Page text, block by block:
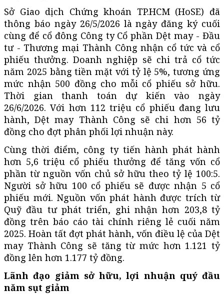
Sở Giao dịch Chứng khoán TP.HCM (HoSE) đã
thông báo ngày 26/5/2026 là ngày đăng ký cuối
cùng để cổ đông Công ty Cổ phần Dệt may - Đầu
tư - Thương mại Thành Công nhận cổ tức và cổ
phiếu thưởng. Doanh nghiệp sẽ chi trả cổ tức
năm 2025 bằng tiền mặt với tỷ lệ 5%, tương ứng
mức nhận 500 đồng cho mỗi cổ phiếu sở hữu.
Thời gian thanh toán dự kiến vào ngày
26/6/2026. Với hơn 112 triệu cổ phiếu đang lưu
hành, Dệt may Thành Công sẽ chi hơn 56 tỷ
đồng cho đợt phân phối lợi nhuận này.
Cùng thời điểm, công ty tiến hành phát hành
hơn 5,6 triệu cổ phiếu thưởng để tăng vốn cổ
phần từ nguồn vốn chủ sở hữu theo tỷ lệ 100:5.
Người sở hữu 100 cổ phiếu sẽ được nhận 5 cổ
phiếu mới. Nguồn vốn phát hành được trích từ
Quỹ đầu tư phát triển, ghi nhận hơn 203,8 tỷ
đồng trên báo cáo tài chính riêng lẻ cuối năm
2025. Hoàn tất đợt phát hành, vốn điều lệ của Dệt
may Thành Công sẽ tăng từ mức hơn 1.121 tỷ
đồng lên hơn 1.177 tỷ đồng.
Lãnh đạo giảm sở hữu, lợi nhuận quý đầu
năm sụt giảm